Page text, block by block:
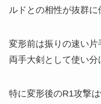
ルドとの相性が抜群に
変形前は振りの速い
両手大剣として使い分
特に変形後のR1攻撃